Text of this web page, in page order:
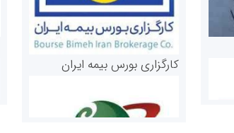
کارگزاری بورس بیمه ایران